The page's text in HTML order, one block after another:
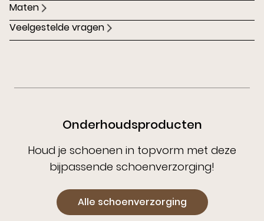
Maten
Veelgestelde vragen
Onderhoudsproducten
Houd je schoenen in topvorm met deze
bijpassende schoenverzorging!
Alle schoenverzorging